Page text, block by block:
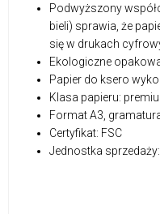
Podwyższony
bieli) sprawia, że
się w drukach
Ekologiczne
Papier do ksero
Klasa papieru:
Format A3,
Certyfikat: FSC
Jednostka